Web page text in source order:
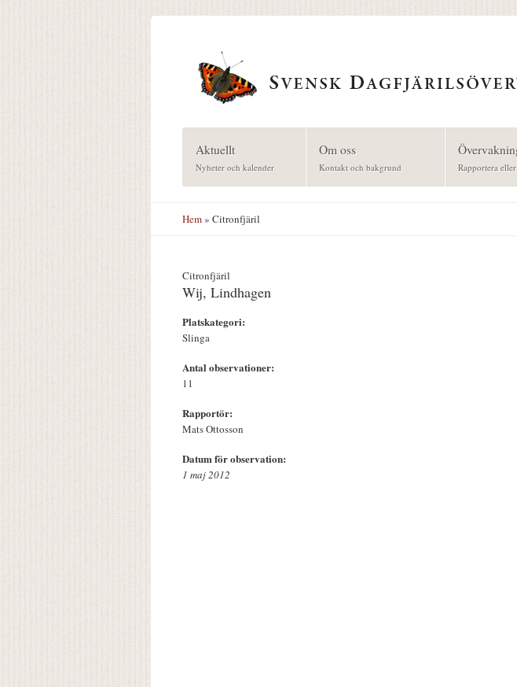
Aktuellt
Nyheter och kalender
Om oss
Kontakt och bakgrund Rapportera
Hem» Citronfjäril
Citronfjäril
Wij, Lindhagen
Platskategori:
Slinga
Antal observationer:
11
Rapportör:
Mats Ottosson
Datum för observation:
1 maj 2012